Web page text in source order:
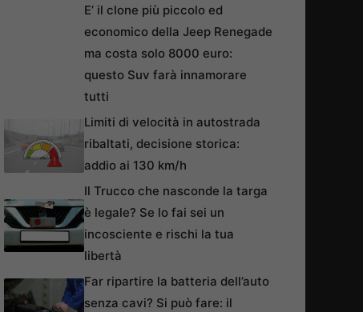
E’ il clone più piccolo ed
economico della Jeep Renegade
ma costa solo 8000 euro:
questo Suv farà innamorare
tutti
Limiti di velocità in autostrada
ribaltati, decisione storica:
addio ai 130 km/h
Il Trucco che nasconde la targa
è legale? Se lo fai sei un
incosciente e rischi la tua
libertà
Far ripartire la batteria dell’auto
senza cavi? Si può fare: il